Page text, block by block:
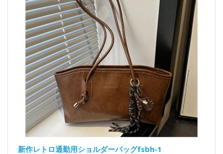
新作レトロ通勤用ショルダーバッグfsbh-1